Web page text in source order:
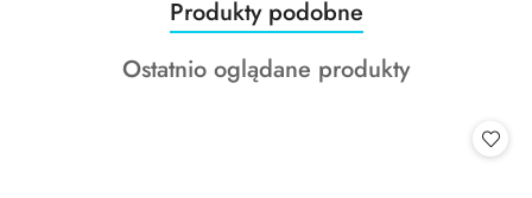
Pomiń karuzelę produktów
Produkty
o
statusie:
Produkty podobne
Produkty
Ostatnio oglądane produkty